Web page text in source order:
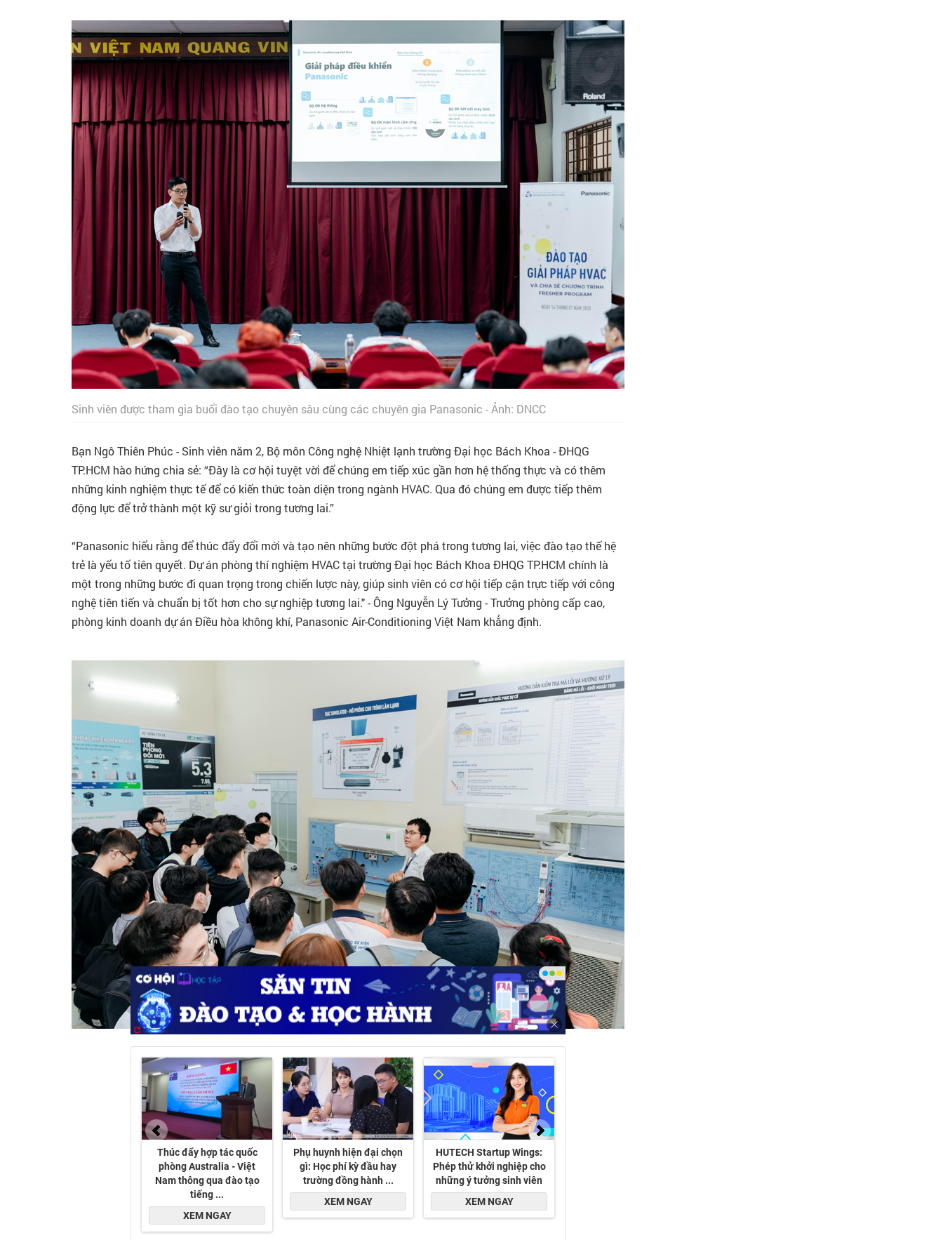
Sinh viên được tham gia buổi đào tạo chuyên sâu cùng các chuyên gia Panasonic - Ảnh: DNCC
Bạn Ngô Thiên Phúc - Sinh viên năm 2, Bộ môn Công nghệ Nhiệt lạnh trường Đại học Bách Khoa - ĐHQG
TP.HCM hào hứng chia sẻ: “Đây là cơ hội tuyệt vời để chúng em tiếp xúc gần hơn hệ thống thực và có thêm
những kinh nghiệm thực tế để có kiến thức toàn diện trong ngành HVAC. Qua đó chúng em được tiếp thêm
động lực để trở thành một kỹ sư giỏi trong tương lai.”
“Panasonic hiểu rằng để thúc đẩy đổi mới và tạo nên những bước đột phá trong tương lai, việc đào tạo thế hệ
trẻ là yếu tố tiên quyết. Dự án phòng thí nghiệm HVAC tại trường Đại học Bách Khoa ĐHQG TP.HCM chính là
một trong những bước đi quan trọng trong chiến lược này, giúp sinh viên có cơ hội tiếp cận trực tiếp với công
nghệ tiên tiến và chuẩn bị tốt hơn cho sự nghiệp tương lai." - Ông Nguyễn Lý Tưởng - Trưởng phòng cấp cao,
phòng kinh doanh dự án Điều hòa không khí, Panasonic Air-Conditioning Việt Nam khẳng định.